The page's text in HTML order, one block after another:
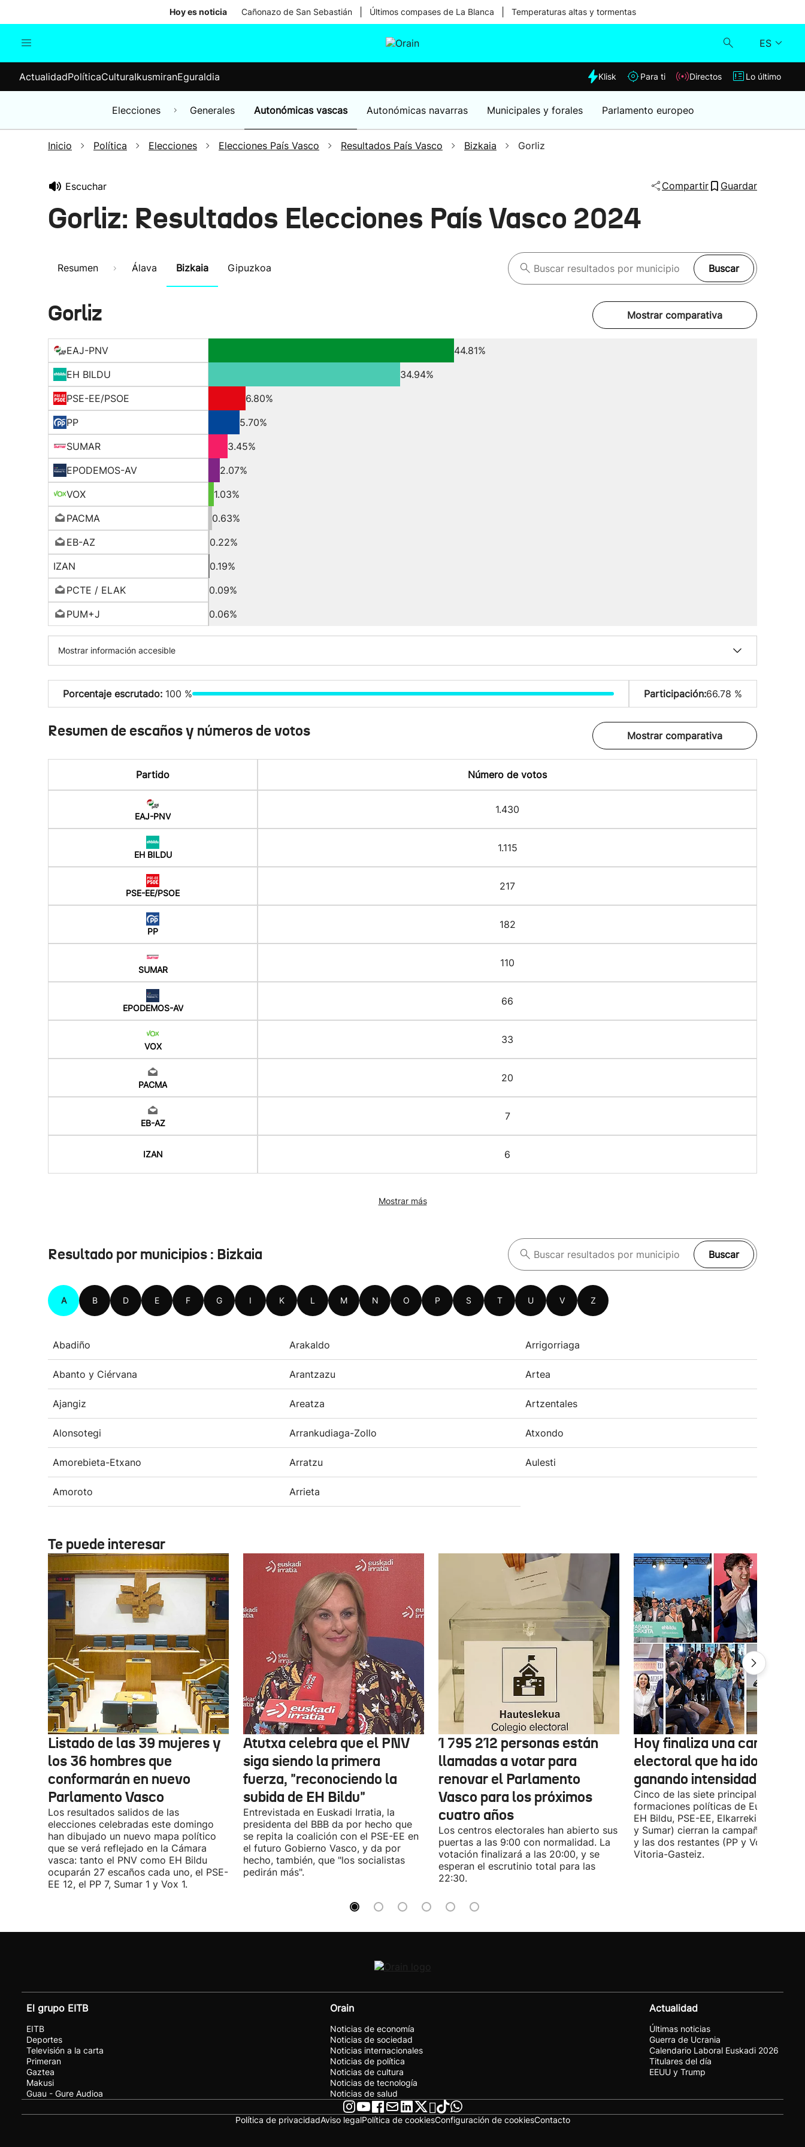
Hoy es noticia Cañonazo de San Sebastián Últimos compases de La Blanca Temperaturas altas y tormentas
ES
Elecciones
Klisk
Lo último
ActualidadPolíticaCulturaIkusmiranEguraldia Klisk Para ti Directos Lo último
Elecciones Generales Autonómicas vascas Autonómicas navarras Municipales y forales Parlamento europeo
Inicio Política Elecciones Elecciones País Vasco Resultados País Vasco Bizkaia Gorliz
Escuchar Compartir Guardar
Gorliz: Resultados Elecciones País Vasco 2024
Resumen Álava Bizkaia Gipuzkoa Buscar
Gorliz Mostrar comparativa
EAJ-PNV
44.81%
EH BILDU
34.94%
PSE-EE/PSOE
6.80%
PP
5.70%
SUMAR
3.45%
EPODEMOS-AV
2.07%
VOX
1.03%
PACMA
0.63%
EB-AZ
0.22%
IZAN
0.19%
PCTE / ELAK
0.09%
PUM+J
0.06%
Mostrar información accesible
Porcentaje escrutado: 100 % Participación:66.78 %
Resumen de escaños y números de votos Mostrar comparativa
Partido Número de votos
EAJ-PNV
1.430
EH BILDU
1.115
PSE-EE/PSOE
217
PP
182
SUMAR
110
EPODEMOS-AV
66
VOX
33
PACMA
20
EB-AZ
7
IZAN 6
Mostrar más
Resultado por municipios : Bizkaia Buscar
A B D E F G I K L M N O P S T U V Z
Abadiño Arakaldo Arrigorriaga
Abanto y Ciérvana Arantzazu Artea
Ajangiz Areatza Artzentales
Alonsotegi Arrankudiaga-Zollo Atxondo
Amorebieta-Etxano Arratzu Aulesti
Amoroto Arrieta
Te puede interesar
Listado de las 39 mujeres y
los 36 hombres que
conformarán en nuevo
Parlamento Vasco
Los resultados salidos de las
elecciones celebradas este domingo
han dibujado un nuevo mapa político
que se verá reflejado en la Cámara
vasca: tanto el PNV como EH Bildu
ocuparán 27 escaños cada uno, el PSE-
EE 12, el PP 7, Sumar 1 y Vox 1.
Atutxa celebra que el PNV
siga siendo la primera
fuerza, "reconociendo la
subida de EH Bildu"
Entrevistada en Euskadi Irratia, la
presidenta del BBB da por hecho que
se repita la coalición con el PSE-EE en
el futuro Gobierno Vasco, y da por
hecho, también, que "los socialistas
pedirán más".
1 795 212 personas están
llamadas a votar para
renovar el Parlamento
Vasco para los próximos
cuatro años
Los centros electorales han abierto sus
puertas a las 9:00 con normalidad. La
votación finalizará a las 20:00, y se
esperan el escrutinio total para las
22:30.
Hoy finaliza una campaña
electoral que ha ido
ganando intensidad
Cinco de las siete principales
formaciones políticas de Euskadi
EH Bildu, PSE-EE, Elkarrekin
y Sumar) cierran la campaña en
y las dos restantes (PP y Vox) en
Vitoria-Gasteiz.
El grupo EITB
EITB
Deportes
Televisión a la carta
Primeran
Gaztea
Makusi
Guau - Gure Audioa
Orain
Noticias de economía
Noticias de sociedad
Noticias internacionales
Noticias de política
Noticias de cultura
Noticias de tecnología
Noticias de salud
Actualidad
Últimas noticias
Guerra de Ucrania
Calendario Laboral Euskadi 2026
Titulares del día
EEUU y Trump
Política de privacidadAviso legalPolítica de cookiesConfiguración de cookiesContacto